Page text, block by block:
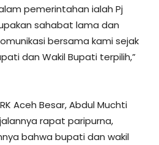
pemerintahan ialah Pj
sahabat lama dan
bersama kami sejak
dan Wakil Bupati terpilih,”
Aceh Besar, Abdul Muchti
rapat paripurna,
bahwa bupati dan wakil